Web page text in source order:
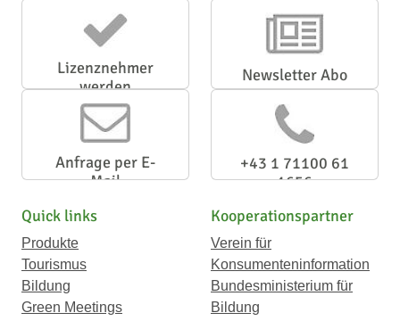
Lizenznehmer
werden
Newsletter Abo
Anfrage per E-
Mail
+43 1 71100 61
1656
Quick links
Produkte
Tourismus
Bildung
Green Meetings
Kooperationspartner
Verein für
Konsumenteninformation
Bundesministerium für
Bildung